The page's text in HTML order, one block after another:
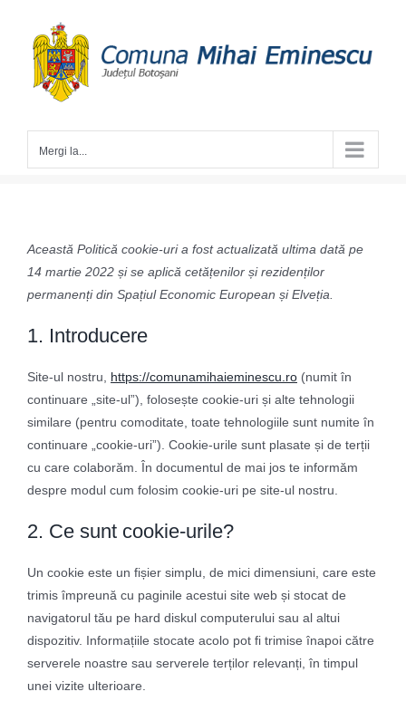
content
Mergi la...
Această Politică cookie-uri a fost actualizată ultima dată pe
14 martie 2022 și se aplică cetățenilor și rezidenților
permanenți din Spațiul Economic European și Elveția.
1. Introducere
Site-ul nostru, https://comunamihaieminescu.ro (numit în
continuare „site-ul”), folosește cookie-uri și alte tehnologii
similare (pentru comoditate, toate tehnologiile sunt numite în
continuare „cookie-uri”). Cookie-urile sunt plasate și de terții
cu care colaborăm. În documentul de mai jos te informăm
despre modul cum folosim cookie-uri pe site-ul nostru.
2. Ce sunt cookie-urile?
Un cookie este un fișier simplu, de mici dimensiuni, care este
trimis împreună cu paginile acestui site web și stocat de
navigatorul tău pe hard diskul computerului sau al altui
dispozitiv. Informațiile stocate acolo pot fi trimise înapoi către
serverele noastre sau serverele terților relevanți, în timpul
unei vizite ulterioare.